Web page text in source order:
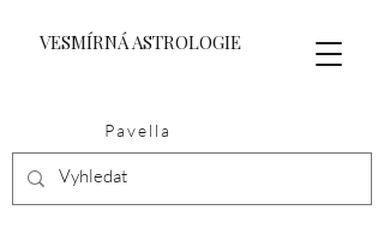
VESMÍRNÁ ASTROLOGIE
Pavella